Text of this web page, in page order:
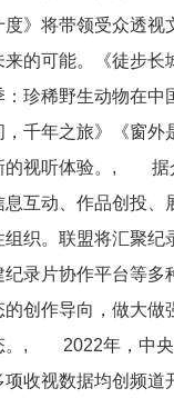
度》将带领受众透
来的可能。《徒步
：珍稀野生动物在
，千年之旅》《窗外
的视听体验。, 据介
息互动、作品创投
组织。联盟将汇聚纪
纪录片协作平台等多
的创作导向，做大做
。, 2022年，中央
项收视数据均创频道